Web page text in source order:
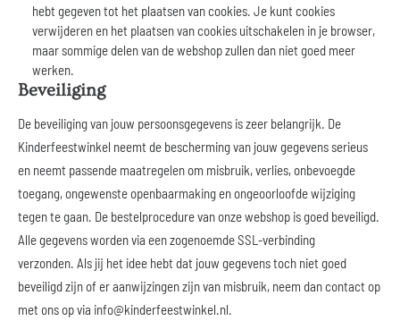
hebt gegeven tot het plaatsen van cookies. Je kunt cookies
verwijderen en het plaatsen van cookies uitschakelen in je browser,
maar sommige delen van de webshop zullen dan niet goed meer
werken.
Beveiliging
De beveiliging van jouw persoonsgegevens is zeer belangrijk. De
Kinderfeestwinkel neemt de bescherming van jouw gegevens serieus
en neemt passende maatregelen om misbruik, verlies, onbevoegde
toegang, ongewenste openbaarmaking en ongeoorloofde wijziging
tegen te gaan. De bestelprocedure van onze webshop is goed beveiligd.
Alle gegevens worden via een zogenoemde SSL-verbinding
verzonden. Als jij het idee hebt dat jouw gegevens toch niet goed
beveiligd zijn of er aanwijzingen zijn van misbruik, neem dan contact op
met ons op via info@kinderfeestwinkel.nl.